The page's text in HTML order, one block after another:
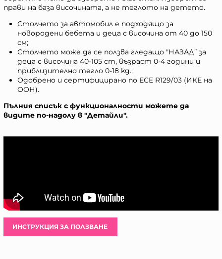
прави на база височината, а не теглото на детето.
Столчето за автомобил е подходящо за
новородени бебета и деца с височина от 40 до 150
см;
Столчето може да се ползва гледащо "НАЗАД” за
деца с височина 40-105 cm, възраст 0-4 години и
приблизително тегло 0-18 kg.;
Одобрено и сертифицирано по ECE R129/03 (ИКЕ на
ООН).
Пълния списък с функционалности можете да
видите по-надолу в "Детайли".
ИНСТРУКЦИЯ ЗА ПОЛЗВАНЕ